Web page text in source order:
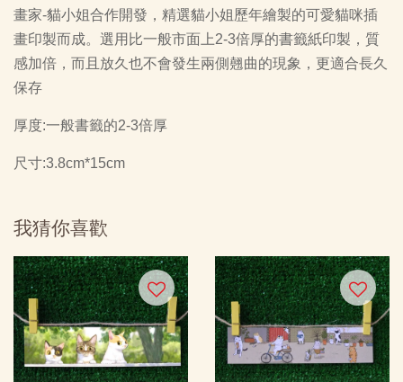
畫家-貓小姐合作開發，精選貓小姐歷年繪製的可愛貓咪插
畫印製而成。選用比一般市面上2-3倍厚的書籤紙印製，質
感加倍，而且放久也不會發生兩側翹曲的現象，更適合長久
保存
厚度:一般書籤的2-3倍厚
尺寸:3.8cm*15cm
我猜你喜歡